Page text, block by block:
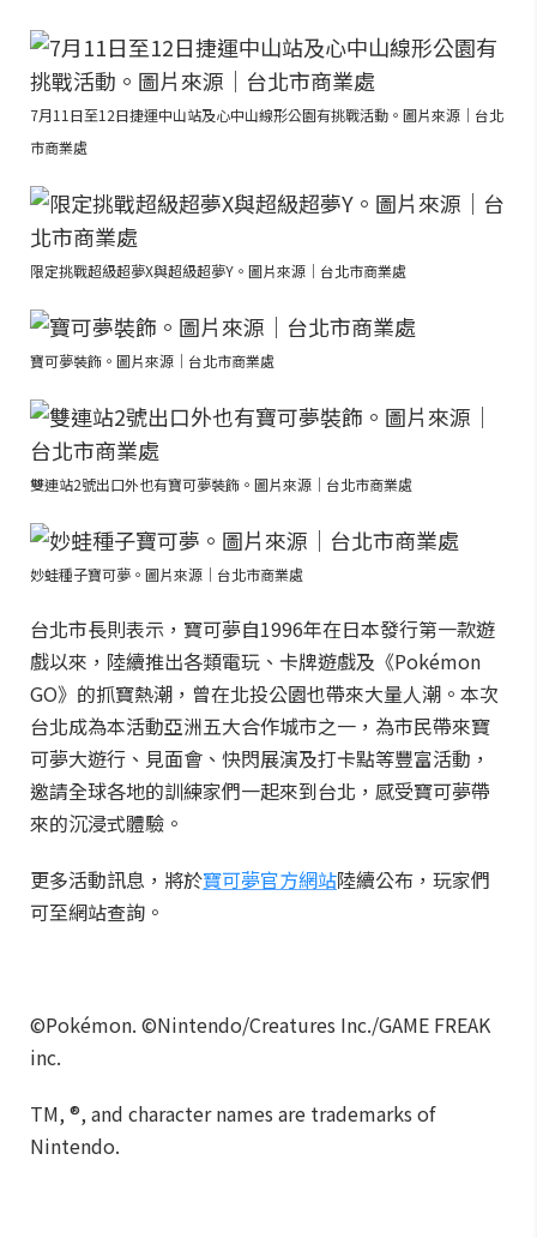
7月11日至12日捷運中山站及心中山線形公園有挑戰活動。圖片來源｜台北
市商業處
限定挑戰超級超夢X與超級超夢Y。圖片來源｜台北市商業處
寶可夢裝飾。圖片來源｜台北市商業處
雙連站2號出口外也有寶可夢裝飾。圖片來源｜台北市商業處
妙蛙種子寶可夢。圖片來源｜台北市商業處
台北市長則表示，寶可夢自1996年在日本發行第一款遊
戲以來，陸續推出各類電玩、卡牌遊戲及《Pokémon
GO》的抓寶熱潮，曾在北投公園也帶來大量人潮。本次
台北成為本活動亞洲五大合作城市之一，為市民帶來寶
可夢大遊行、見面會、快閃展演及打卡點等豐富活動，
邀請全球各地的訓練家們一起來到台北，感受寶可夢帶
來的沉浸式體驗。
更多活動訊息，將於寶可夢官方網站陸續公布，玩家們
可至網站查詢。
©Pokémon. ©Nintendo/Creatures Inc./GAME FREAK
inc.
TM, ®, and character names are trademarks of
Nintendo.